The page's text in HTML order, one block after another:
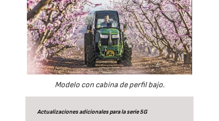
Modelo con cabina de perfil bajo.
Actualizaciones adicionales para la serie 5G